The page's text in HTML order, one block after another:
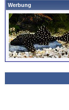
Werbung